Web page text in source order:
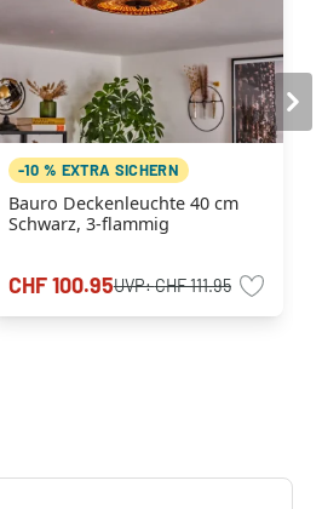
-10 % EXTRA SICHERN
Bauro Deckenleuchte 40 cm
Schwarz, 3-flammig
CHF 100.95UVP:CHF 111.95